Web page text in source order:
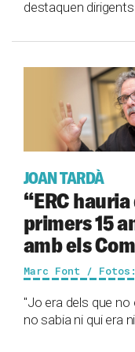
destaquen
JOAN TARDÀ
“ERC
primers 15
amb els
Marc Font /
"Jo era dels que
no sabia ni qui era